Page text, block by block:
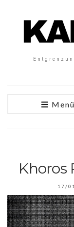
Menü
Khoros
17/